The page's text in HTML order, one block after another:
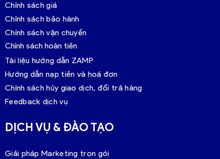
Chính sách giá
Chính sách bảo hành
Chính sách vận chuyển
Chính sách hoàn tiền
Tài liệu hướng dẫn ZAMP
Hướng dẫn nạp tiền và hoá đơn
Chính sách hủy giao dịch, đổi trả hàng
Feedback dịch vụ
DỊCH VỤ & ĐÀO TẠO
Giải pháp Marketing trọn gói